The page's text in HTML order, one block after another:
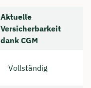
Aktuelle
Versicherbarkeit
dank CGM
Vollständig